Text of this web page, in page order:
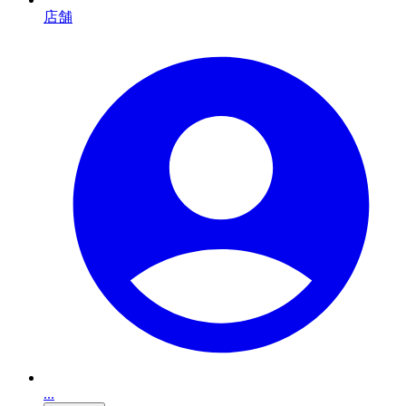
店舗
...